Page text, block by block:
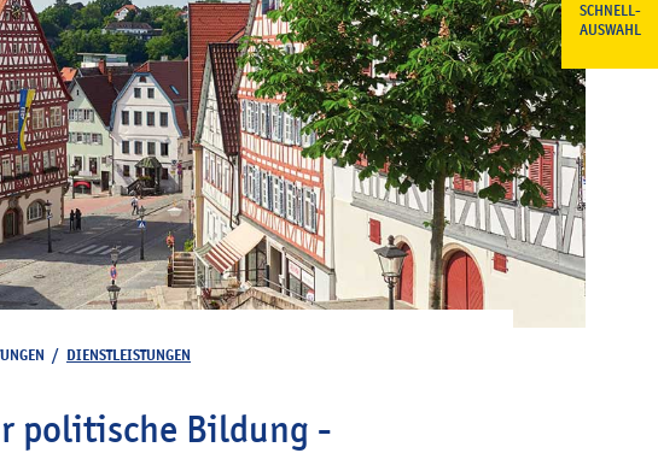
SCHNELL-
AUSWAHL
/ DIENSTLEISTUNGEN
politische Bildung -